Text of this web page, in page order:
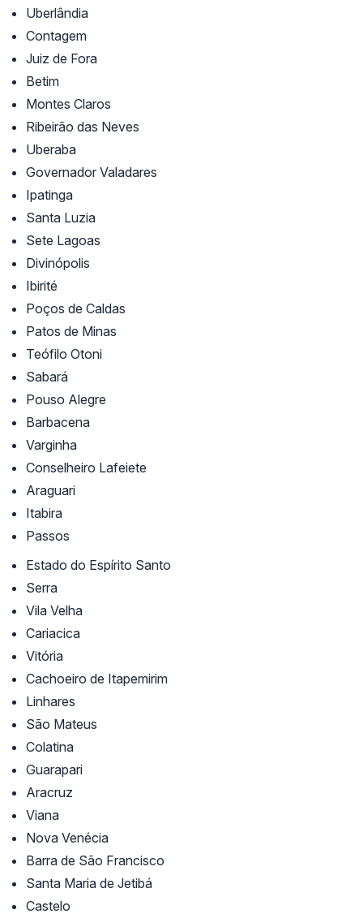
Uberlândia
Contagem
Juiz de Fora
Betim
Montes Claros
Ribeirão das Neves
Uberaba
Governador Valadares
Ipatinga
Santa Luzia
Sete Lagoas
Divinópolis
Ibirité
Poços de Caldas
Patos de Minas
Teófilo Otoni
Sabará
Pouso Alegre
Barbacena
Varginha
Conselheiro Lafeiete
Araguari
Itabira
Passos
Estado do Espírito Santo
Serra
Vila Velha
Cariacica
Vitória
Cachoeiro de Itapemirim
Linhares
São Mateus
Colatina
Guarapari
Aracruz
Viana
Nova Venécia
Barra de São Francisco
Santa Maria de Jetibá
Castelo